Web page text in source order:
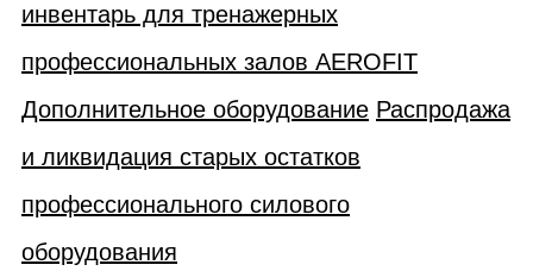
инвентарь для тренажерных
профессиональных залов AEROFIT
Дополнительное оборудование Распродажа
и ликвидация старых остатков
профессионального силового
оборудования